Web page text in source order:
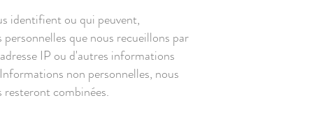
identifient ou qui peuvent,
que nous recueillons par
IP ou d'autres informations
non personnelles, nous
combinées.